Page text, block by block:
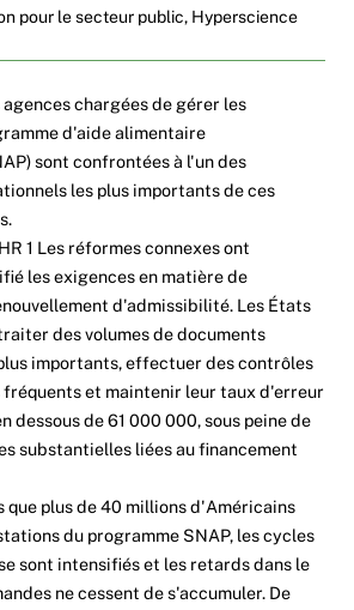
pour le secteur public, Hyperscience
chargées de gérer les
d'aide alimentaire
sont confrontées à l'un des
les plus importants de ces
1 Les réformes connexes ont
les exigences en matière de
d'admissibilité. Les États
des volumes de documents
importants, effectuer des contrôles
et maintenir leur taux d'erreur
dessous de 61 000 000, sous peine de
substantielles liées au financement
que plus de 40 millions d'Américains
du programme SNAP, les cycles
sont intensifiés et les retards dans le
ne cessent de s'accumuler. De